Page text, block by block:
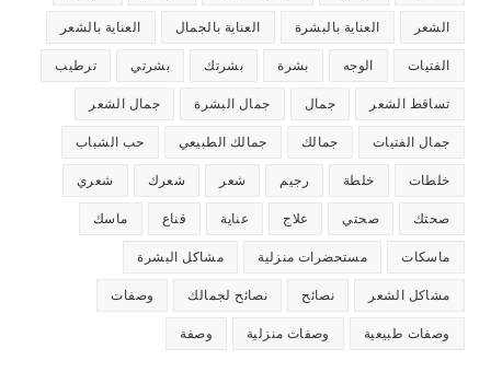
الشعر العناية بالبشرة العناية بالجمال العناية بالشعر
الفتيات الوجه بشرة بشرتك بشرتي ترطيب
تساقط الشعر جمال جمال البشرة جمال الشعر
جمال الفتيات جمالك جمالك الطبيعي حب الشباب
خلطات خلطة رجيم شعر شعرك شعري
صحتك صحتي علاج عناية قناع ماسك
ماسكات مستحضرات منزلية مشاكل البشرة
مشاكل الشعر نصائح نصائح لجمالك وصفات
وصفات طبيعية وصفات منزلية وصفة